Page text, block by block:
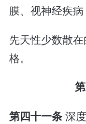
膜、视神经疾病
先天性少数散
格。
第四十一条深